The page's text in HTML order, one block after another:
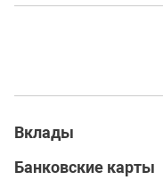
Вклады
Банковские карты